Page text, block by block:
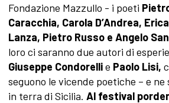
Fondazione Mazzullo - i poeti
Caracchia, Carola D’Andrea,
Lanza, Pietro Russo e Angelo
loro ci saranno due autori di
Giuseppe Condorellie Paolo Lisi,
seguono le vicende poetiche – e
in terra di Sicilia. Al festival